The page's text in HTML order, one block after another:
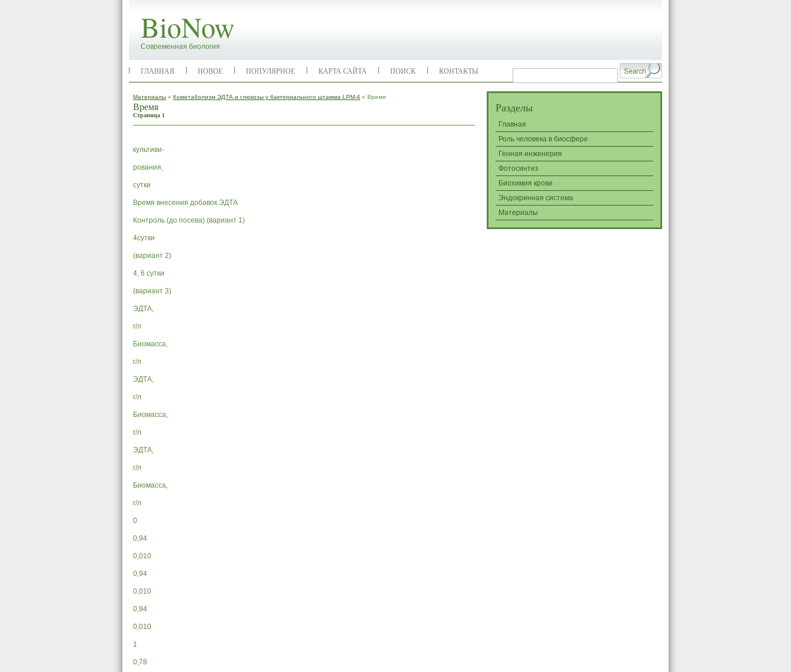
BioNow
Современная биология
ГЛАВНАЯ НОВОЕ ПОПУЛЯРНОЕ КАРТА САЙТА ПОИСК КОНТАКТЫ
Материалы » Кометаболизм ЭДТА и глюкозы у бактериального штамма LPM-4 » Время
Время
Страница 1
культиви-
рования,
сутки
Время внесения добавок ЭДТА
Контроль (до посева) (вариант 1)
4сутки
(вариант 2)
4, 6 сутки
(вариант 3)
ЭДТА,
г/л
Биомасса,
г/л
ЭДТА,
г/л
Биомасса,
г/л
ЭДТА,
г/л
Биомасса,
г/л
0
0,94
0,010
0,94
0,010
0,94
0,010
1
0,78
Разделы
Главная
Роль человека в биосфере
Генная инженерия
Фотосинтез
Биохимия крови
Эндокринная система
Материалы